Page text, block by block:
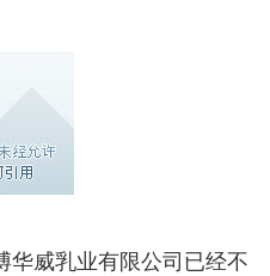
华威乳业有限公司已经不